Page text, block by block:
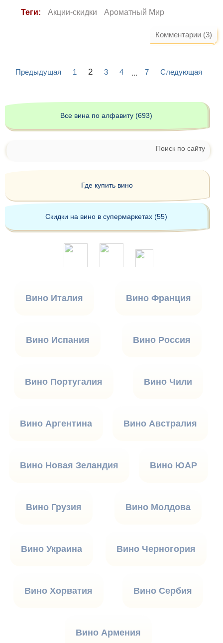
Теги: Акции-скидки Ароматный Мир
Комментарии (3)
Предыдущая 1 2 3 4 ... 7 Следующая
Все вина по алфавиту (693)
Поиск по сайту
Где купить вино
Скидки на вино в супермаркетах (55)
Вино Италия Вино Франция
Вино Испания Вино Россия
Вино Португалия Вино Чили
Вино Аргентина Вино Австралия
Вино Новая Зеландия Вино ЮАР
Вино Грузия Вино Молдова
Вино Украина Вино Черногория
Вино Хорватия Вино Сербия
Вино Армения